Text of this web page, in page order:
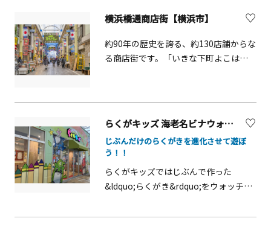
「Infinite Living」をコンセプトに掲げ
シンプルでミニマルな空間を提供する
一方で、館内には多彩な施設やサービ
ごしいただける「グランレクトーレ湯
河原」の楽しみ方は「無限
様ご自身のライフスタイルに合わせ
ィを思いのままにお楽しみください。
客室旅のスタイルに合わせて選べる7つ
のうち3室には天然温泉・露天風呂を完
せんか？秘密箱、コースター、電車型
の貯金箱などの箱根寄木細工の体験工
作もあります。
横浜橋通商店街【横浜市】
約90年の歴史を誇る、約130店舗からな
る商店街です。「いきな下町よこはま
ーケードがありますので、雨天でも
様々なイベントが開催可能です。（要
問合せ）
らくがキッズ 海老名ビナウォーク店
じぶんだけのらくがきを進化させて遊ぼ
う！！
らくがキッズではじぶんで作った
&ldquo;らくがき&rdquo;をウォッチと
きます。遊具で身体を動かしながら遊